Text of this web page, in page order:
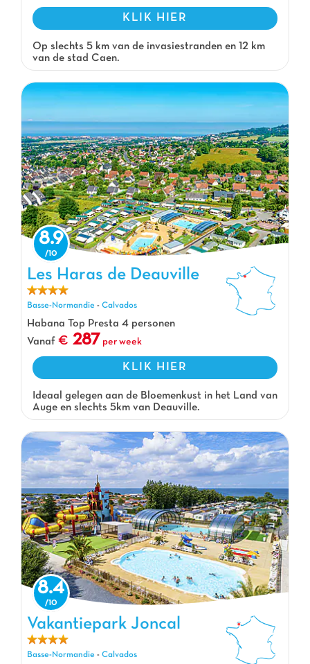
KLIK HIER
Op slechts 5 km van de invasiestranden en 12 km
van de stad Caen.
Les Haras de Deauville, Vakantiepark Basse-Normandie
8.9
Les Haras de Deauville
Basse-Normandie - Calvados
Habana Top Presta 4 personen
Vanaf
287 per week
KLIK HIER
Ideaal gelegen aan de Bloemenkust in het Land van
Auge en slechts 5km van Deauville.
Vakantiepark Joncal, Vakantiepark Basse-Normandie
8.4
Vakantiepark Joncal
Basse-Normandie - Calvados